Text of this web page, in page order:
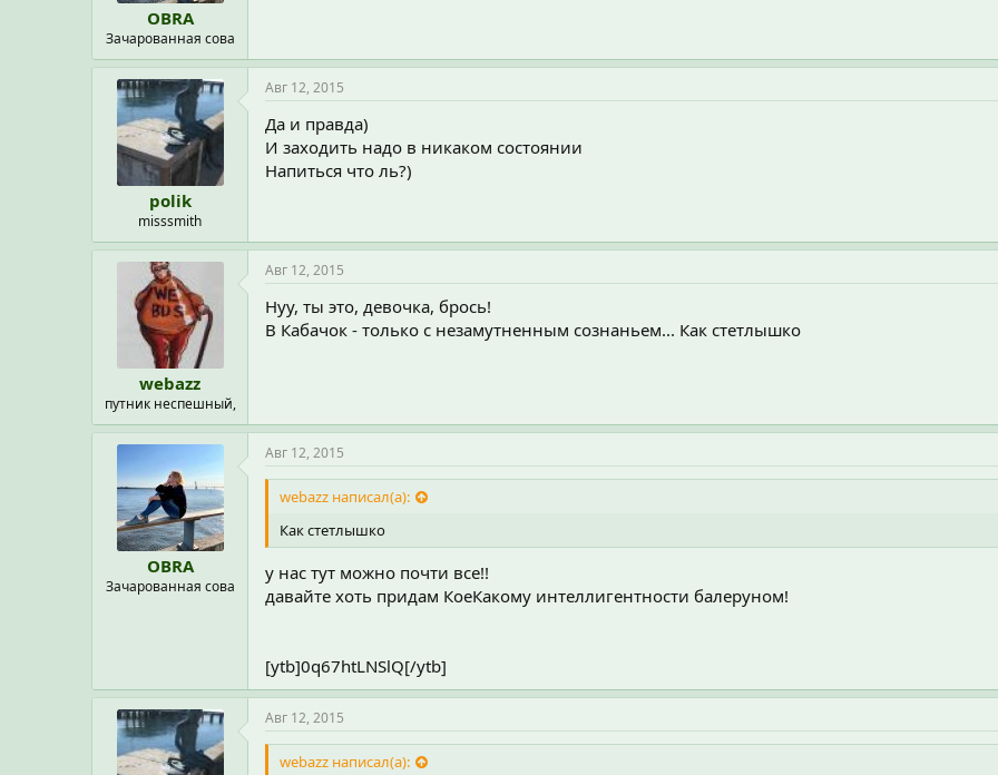
OBRA
Зачарованная сова
polik
misssmith
Авг 12, 2015
Да и правда)
И заходить надо в никаком состоянии
Напиться что ль?)
webazz
путник неспешный,
Авг 12, 2015
Нуу, ты это, девочка, брось!
В Кабачок - только с незамутненным сознаньем... Как стетлышко
OBRA
Зачарованная сова
Авг 12, 2015
webazz написал(а):
Как стетлышко
у нас тут можно почти все!!
давайте хоть придам КоеКакому интеллигентности балеруном!
[ytb]0q67htLNSlQ[/ytb]
Авг 12, 2015
webazz написал(а):